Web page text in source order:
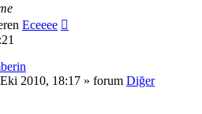
Eceeee
2010, 18:17 » forum Diğer